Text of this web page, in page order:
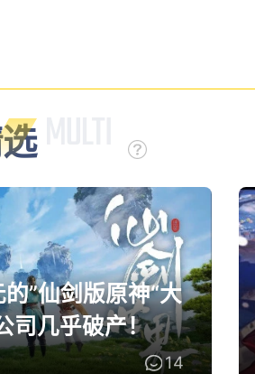
”仙剑版原神“大
司几乎破产！
14